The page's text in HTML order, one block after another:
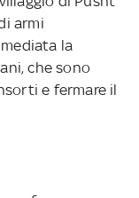
armi
la
che sono
e fermare il